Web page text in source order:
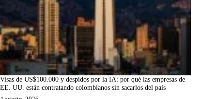
Visas de US$100.000 y despidos por la IA: por qué las empresas de
EE. UU. están contratando colombianos sin sacarlos del país